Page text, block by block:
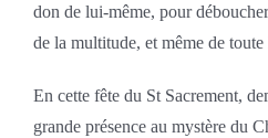
don de lui-même, pour
de la multitude, et même de
En cette fête du St Sacrement,
grande présence au mystère du